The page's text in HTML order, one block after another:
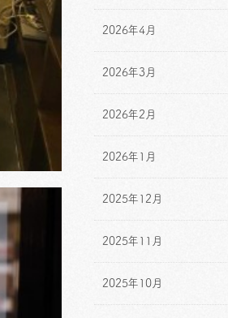
2026年4月
2026年3月
2026年2月
2026年1月
2025年12月
2025年11月
2025年10月